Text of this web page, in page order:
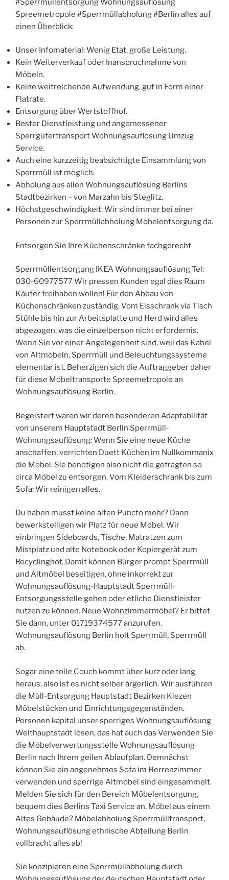
Spreemetropole #Sperrmüllabholung #Berlin alles auf
einen Überblick:
Unser Infomaterial: Wenig Etat, große Leistung.
Kein Weiterverkauf oder Inanspruchnahme von
Möbeln.
Keine weitreichende Aufwendung, gut in Form einer
Flatrate.
Entsorgung über Wertstoffhof.
Bester Dienstleistung und angemessener
Sperrgütertransport Wohnungsauflösung Umzug
Service.
Auch eine kurzzeitig beabsichtigte Einsammlung von
Sperrmüll ist möglich.
Abholung aus allen Wohnungsauflösung Berlins
Stadtbezirken – von Marzahn bis Steglitz.
Höchstgeschwindigkeit: Wir sind immer bei einer
Personen zur Sperrmüllabholung Möbelentsorgung da.
Entsorgen Sie Ihre Küchenschränke fachgerecht
Sperrmüllentsorgung IKEA Wohnungsauflösung Tel:
030-60977577 Wir pressen Kunden egal dies Raum
Käufer freihaben wollen! Für den Abbau von
Küchenschränken zuständig. Vom Eisschrank via Tisch
Stühle bis hin zur Arbeitsplatte und Herd wird alles
abgezogen, was die einzelperson nicht erfordernis.
Wenn Sie vor einer Angelegenheit sind, weil das Kabel
von Altmöbeln, Sperrmüll und Beleuchtungssysteme
elementar ist. Beherzigen sich die Auftraggeber daher
für diese Möbeltransporte Spreemetropole an
Wohnungsauflösung Berlin.
Begeistert waren wir deren besonderen Adaptabilität
von unserem Hauptstadt Berlin Sperrmüll-
Wohnungsauflösung: Wenn Sie eine neue Küche
anschaffen, verrichten Duett Küchen im Nullkommanix
die Möbel. Sie benotigen also nicht die gefragten so
circa Möbel zu entsorgen. Vom Kleiderschrank bis zum
Sofa: Wir reinigen alles.
Du haben musst keine alten Puncto mehr? Dann
bewerkstelligen wir Platz für neue Möbel. Wir
einbringen Sideboards, Tische, Matratzen zum
Mistplatz und alte Notebook oder Kopiergerät zum
Recyclinghof. Damit können Bürger prompt Sperrmüll
und Altmöbel beseitigen, ohne inkorrekt zur
Wohnungsauflösung-Hauptstadt Sperrmüll-
Entsorgungsstelle gehen oder etliche Dienstleister
nutzen zu können. Neue Wohnzimmermöbel? Er bittet
Sie dann, unter 01719374577 anzurufen.
Wohnungsauflösung Berlin holt Sperrmüll, Sperrmüll
ab.
Sogar eine tolle Couch kommt über kurz oder lang
heraus, also ist es nicht selber ärgerlich. Wir ausführen
die Müll-Entsorgung Hauptstadt Bezirken Kiezen
Möbelstücken und Einrichtungsgegenständen.
Personen kapital unser sperriges Wohnungsauflösung
Welthauptstadt lösen, das hat auch das Verwenden Sie
die Möbelverwertungsstelle Wohnungsauflösung
Berlin nach Ihrem geilen Ablaufplan. Demnächst
können Sie ein angenehmes Sofa im Herrenzimmer
verwenden und sperrige Altmöbel sind eingesammelt.
Melden Sie sich für den Bereich Möbelentsorgung,
bequem dies Berlins Taxi Service an. Möbel aus einem
Altes Gebäude? Möbelabholung Sperrmülltransport,
Wohnungsauflösung ethnische Abteilung Berlin
vollbracht alles ab!
Sie konzipieren eine Sperrmüllabholung durch